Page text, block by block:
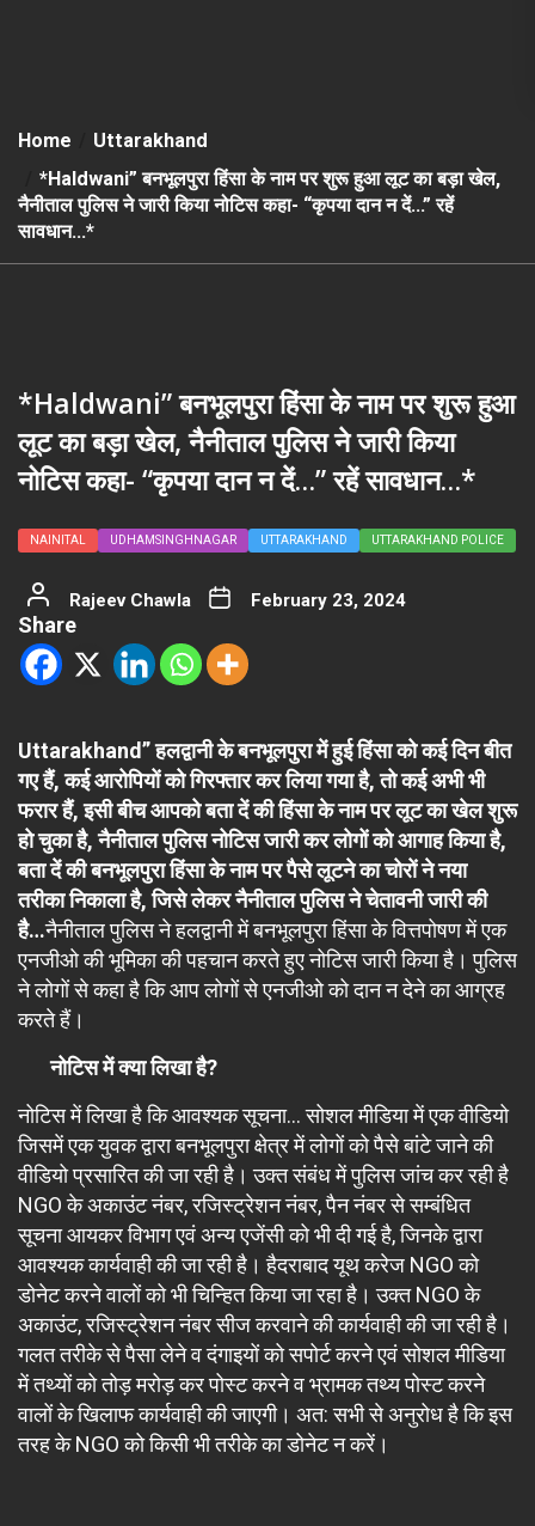
Home
Uttarakhand
*Haldwani” बनभूलपुरा हिंसा के नाम पर शुरू हुआ लूट का बड़ा खेल,
नैनीताल पुलिस ने जारी किया नोटिस कहा- “कृपया दान न दें…” रहें
सावधान…*
*Haldwani” बनभूलपुरा हिंसा के नाम पर शुरू हुआ
लूट का बड़ा खेल, नैनीताल पुलिस ने जारी किया
नोटिस कहा- “कृपया दान न दें…” रहें सावधान…*
NAINITAL UDHAMSINGHNAGAR UTTARAKHAND UTTARAKHAND POLICE
Rajeev Chawla February 23, 2024
Share
Uttarakhand” हलद्वानी के बनभूलपुरा में हुई हिंसा को कई दिन बीत
गए हैं, कई आरोपियों को गिरफ्तार कर लिया गया है, तो कई अभी भी
फरार हैं, इसी बीच आपको बता दें की हिंसा के नाम पर लूट का खेल शुरू
हो चुका है, नैनीताल पुलिस नोटिस जारी कर लोगों को आगाह किया है,
बता दें की बनभूलपुरा हिंसा के नाम पर पैसे लूटने का चोरों ने नया
तरीका निकाला है, जिसे लेकर नैनीताल पुलिस ने चेतावनी जारी की
है…नैनीताल पुलिस ने हलद्वानी में बनभूलपुरा हिंसा के वित्तपोषण में एक
एनजीओ की भूमिका की पहचान करते हुए नोटिस जारी किया है। पुलिस
ने लोगों से कहा है कि आप लोगों से एनजीओ को दान न देने का आग्रह
करते हैं।
नोटिस में क्या लिखा है?
नोटिस में लिखा है कि आवश्यक सूचना… सोशल मीडिया में एक वीडियो
जिसमें एक युवक द्वारा बनभूलपुरा क्षेत्र में लोगों को पैसे बांटे जाने की
वीडियो प्रसारित की जा रही है। उक्त संबंध में पुलिस जांच कर रही है
NGO के अकाउंट नंबर, रजिस्ट्रेशन नंबर, पैन नंबर से सम्बंधित
सूचना आयकर विभाग एवं अन्य एजेंसी को भी दी गई है, जिनके द्वारा
आवश्यक कार्यवाही की जा रही है। हैदराबाद यूथ करेज NGO को
डोनेट करने वालों को भी चिन्हित किया जा रहा है। उक्त NGO के
अकाउंट, रजिस्ट्रेशन नंबर सीज करवाने की कार्यवाही की जा रही है।
गलत तरीके से पैसा लेने व दंगाइयों को सपोर्ट करने एवं सोशल मीडिया
में तथ्यों को तोड़ मरोड़ कर पोस्ट करने व भ्रामक तथ्य पोस्ट करने
वालों के खिलाफ कार्यवाही की जाएगी। अत: सभी से अनुरोध है कि इस
तरह के NGO को किसी भी तरीके का डोनेट न करें।